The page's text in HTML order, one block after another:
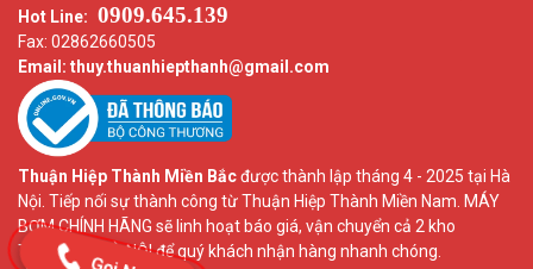
Hot Line: 0909.645.139
Fax: 02862660505
Email: thuy.thuanhiepthanh@gmail.com
Thuận Hiệp Thành Miền Bắcđược thành lập tháng 4 - 2025 tại Hà
Nội. Tiếp nối sự thành công từ Thuận Hiệp Thành Miền Nam. MÁY
BƠM CHÍNH HÃNG sẽ linh hoạt báo giá, vận chuyển cả 2 kho
TPHCM và HÀ NỘI để quý khách nhận hàng nhanh chóng.